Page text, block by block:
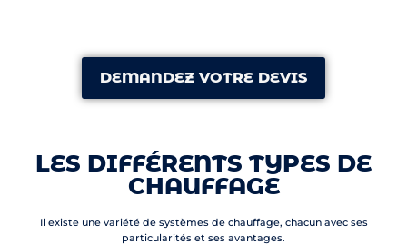
DEMANDEZ VOTRE DEVIS
LES DIFFÉRENTS TYPES DE
CHAUFFAGE
Il existe une variété de systèmes de chauffage, chacun avec ses
particularités et ses avantages.